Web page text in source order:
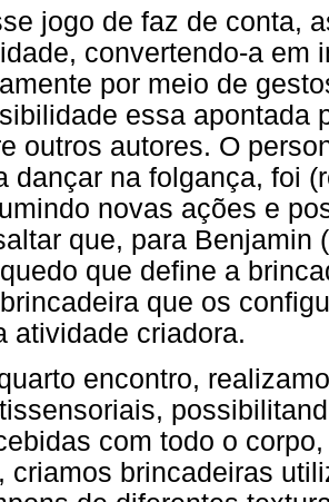
jogo de faz de conta,
convertendo-a em
por meio de
essa apontada
outros autores. O
dançar na folgança, foi
novas ações e
que, para Benjamin
que define a
que os
atividade criadora.
encontro,
com todo o
criamos brincadeiras